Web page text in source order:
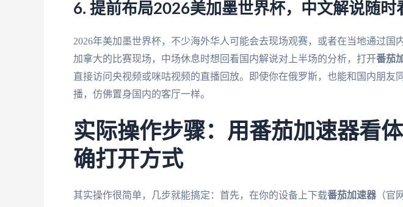
6. 提前布局2026美加墨世界杯，中文解说随时
2026年美加墨世界杯，不少海外华人可能会去现场观赛，或者在当地通过国
加拿大的比赛现场，中场休息时想回看国内解说对上半场的分析，打开番茄
直接访问央视频或咪咕视频的直播回放。即使你在俄罗斯，也能和国内朋友
播，仿佛置身国内的客厅一样。
实际操作步骤：用番茄加速器看
确打开方式
其实操作很简单，几步就能搞定：首先，在你的设备上下载番茄加速器（官